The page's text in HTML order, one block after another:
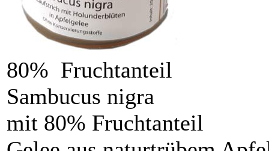
80% Fruchtanteil
Sambucus nigra
mit 80% Fruchtanteil